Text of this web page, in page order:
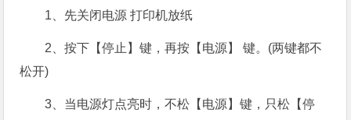
1、先关闭电源 打印机放纸
2、按下【停止】键，再按【电源】 键。(两键都不
松开)
3、当电源灯点亮时，不松【电源】键，只松【停